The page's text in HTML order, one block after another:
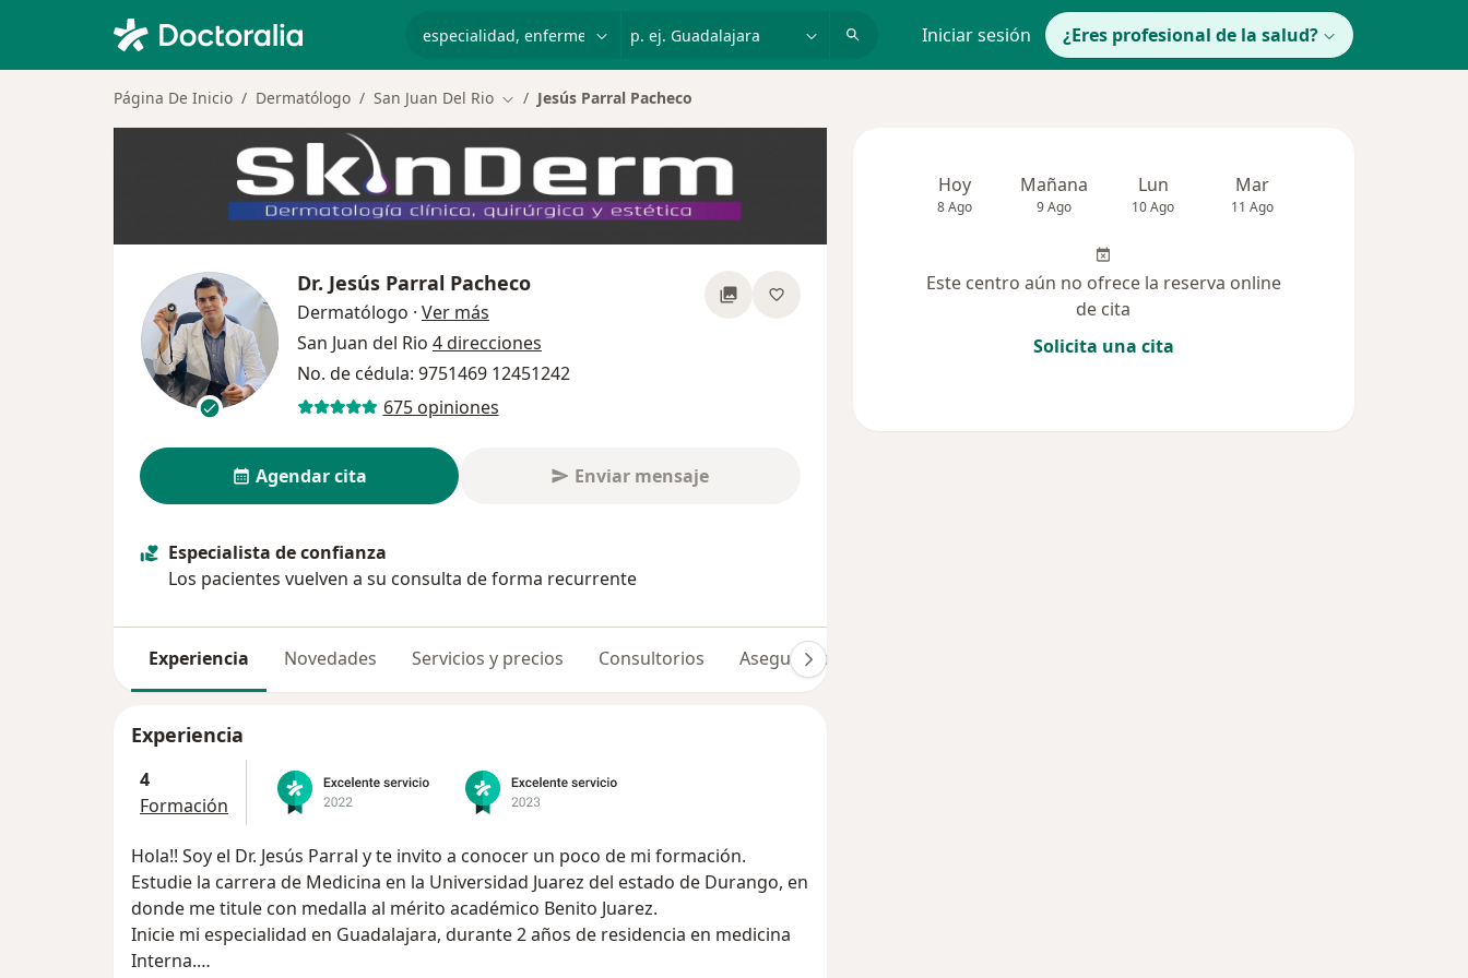
Iniciar sesión ¿Eres profesional de la salud?
Página De Inicio Dermatólogo San Juan Del Rio Cambiar de ciudad
Jesús Parral Pacheco
Dr. Jesús Parral Pacheco
Dermatólogo · Ver más
San Juan del Rio 4 direcciones
No. de cédula: 9751469 12451242
675 opiniones
Agendar cita Enviar mensaje
Especialista de confianza
Los pacientes vuelven a su consulta de forma recurrente
Experiencia Novedades Servicios y precios Consultorios Aseguradoras
Experiencia
4
Formación
Hola!! Soy el Dr. Jesús Parral y te invito a conocer un poco de mi formación.
Estudie la carrera de Medicina en la Universidad Juarez del estado de Durango, en
donde me titule con medalla al mérito académico Benito Juarez.
Inicie mi especialidad en Guadalajara, durante 2 años de residencia en medicina
Interna.
Hoy
8 Ago
Mañana
9 Ago
Lun
10 Ago
Mar
11 Ago
Este centro aún no ofrece la reserva online
de cita
Solicita una cita